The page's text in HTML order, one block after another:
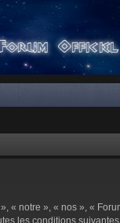
« notre », « nos », «
les conditions